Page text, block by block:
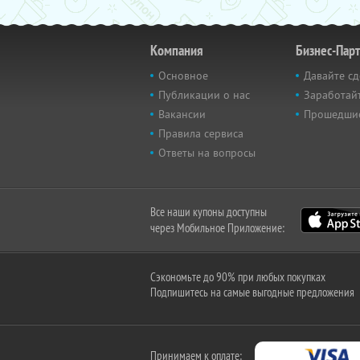
Компания
Основное
Публикации о нас
Вакансии
Правила сервиса
Ответы на вопросы
Бизнес-
Давайте
Все наши купоны доступны
через Мобильное Приложение:
Сэкономьте до 90% при любых покупках
Подпишитесь на самые выгодные предложения
Принимаем к оплате: